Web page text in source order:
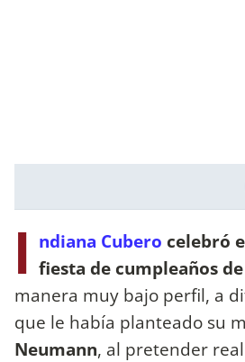
I ndiana Cubero celebró
fiesta de cumpleaños
manera muy bajo perfil, a
que le había planteado su
Neumann, al pretender